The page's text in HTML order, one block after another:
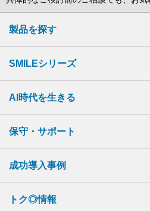
製品を探す
SMILEシリーズ
AI時代を生きる
保守・サポート
成功導入事例
トク◎情報